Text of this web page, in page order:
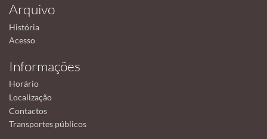
Arquivo
História
Acesso
Informações
Horário
Localização
Contactos
Transportes públicos